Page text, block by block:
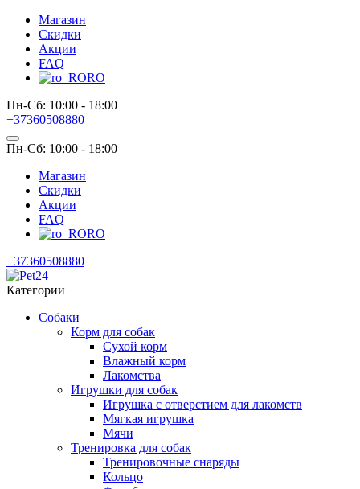
Магазин
Скидки
Акции
FAQ
RO
Пн-Сб: 10:00 - 18:00
+37360508880
Пн-Сб: 10:00 - 18:00
Магазин
Скидки
Акции
FAQ
RO
+37360508880
Категории
Собаки
Корм для собак
Сухой корм
Влажный корм
Лакомства
Игрушки для собак
Игрушка с отверстием для лакомств
Мягкая игрушка
Мячи
Тренировка для собак
Тренировочные снаряды
Кольцо